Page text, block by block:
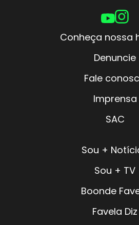
Conheça nossa
Denuncie
Fale
Imprensa
SAC
Sou +
Sou + TV
Boonde
Favela Diz